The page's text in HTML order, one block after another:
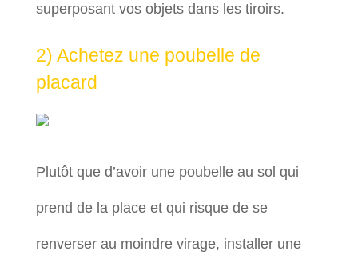
superposant vos objets dans les tiroirs.
2) Achetez une poubelle de
placard
Plutôt que d’avoir une poubelle au sol qui
prend de la place et qui risque de se
renverser au moindre virage, installer une